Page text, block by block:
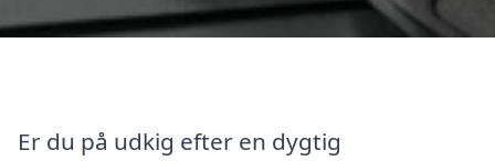
Er du på udkig efter en dygtig